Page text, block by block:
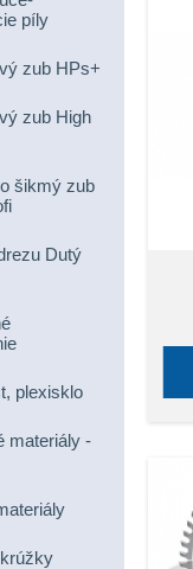
píly
zub HPs+
zub High
šikmý zub
Dutý
plexisklo
materiály -